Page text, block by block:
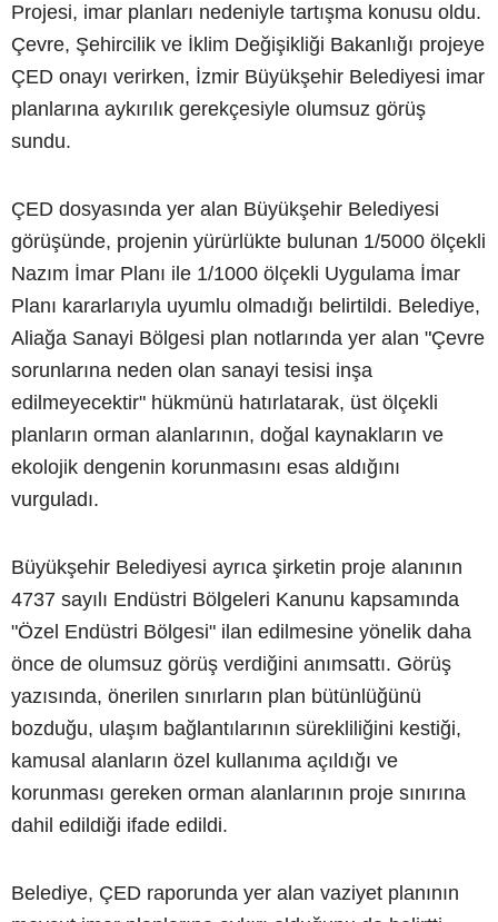
Projesi, imar planları nedeniyle tartışma konusu oldu.
Çevre, Şehircilik ve İklim Değişikliği Bakanlığı projeye
ÇED onayı verirken, İzmir Büyükşehir Belediyesi imar
planlarına aykırılık gerekçesiyle olumsuz görüş
sundu.
ÇED dosyasında yer alan Büyükşehir Belediyesi
görüşünde, projenin yürürlükte bulunan 1/5000 ölçekli
Nazım İmar Planı ile 1/1000 ölçekli Uygulama İmar
Planı kararlarıyla uyumlu olmadığı belirtildi. Belediye,
Aliağa Sanayi Bölgesi plan notlarında yer alan "Çevre
sorunlarına neden olan sanayi tesisi inşa
edilmeyecektir" hükmünü hatırlatarak, üst ölçekli
planların orman alanlarının, doğal kaynakların ve
ekolojik dengenin korunmasını esas aldığını
vurguladı.
Büyükşehir Belediyesi ayrıca şirketin proje alanının
4737 sayılı Endüstri Bölgeleri Kanunu kapsamında
"Özel Endüstri Bölgesi" ilan edilmesine yönelik daha
önce de olumsuz görüş verdiğini anımsattı. Görüş
yazısında, önerilen sınırların plan bütünlüğünü
bozduğu, ulaşım bağlantılarının sürekliliğini kestiği,
kamusal alanların özel kullanıma açıldığı ve
korunması gereken orman alanlarının proje sınırına
dahil edildiği ifade edildi.
Belediye, ÇED raporunda yer alan vaziyet planının